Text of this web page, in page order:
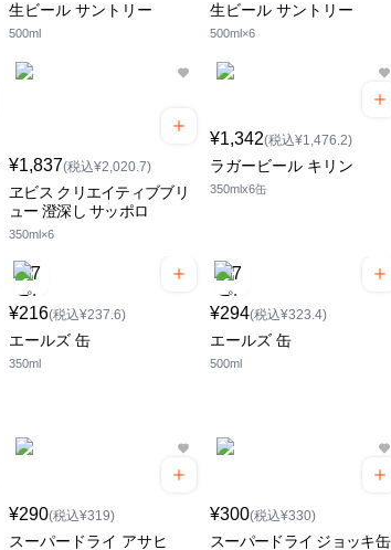
生ビール サントリー
500ml
生ビール サントリー
500ml×6
¥1,837(税込¥2,020.7)
ヱビス クリエイティブブリ
ュー 澄深し サッポロ
350ml×6
¥1,342(税込¥1,476.2)
ラガービール キリン
350mlx6缶
¥216(税込¥237.6)
エールズ 缶
350ml
¥294(税込¥323.4)
エールズ 缶
500ml
¥290(税込¥319)
スーパードライ アサヒ
¥300(税込¥330)
スーパードライ ジョッキ缶